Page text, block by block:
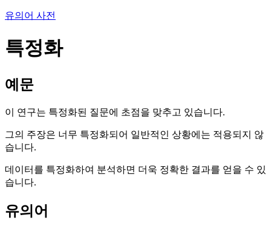
유의어 사전
특정화
예문
이 연구는 특정화된 질문에 초점을 맞추고 있습니다.
그의 주장은 너무 특정화되어 일반적인 상황에는 적용되지 않
습니다.
데이터를 특정화하여 분석하면 더욱 정확한 결과를 얻을 수 있
습니다.
유의어